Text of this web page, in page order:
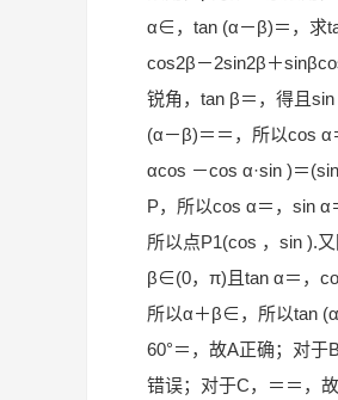
α∈，tan (α－β)＝，求
cos2β－2sin2β＋
锐角，tan β＝，得且
(α－β)＝＝，所以cos
αcos －cos α·sin )＝
P，所以cos α＝，sin α
所以点P1(cos ，sin ).
β∈(0，π)且tan α＝，
所以α＋β∈，所以tan
60°＝，故A正确；对于
错误；对于C，＝＝，